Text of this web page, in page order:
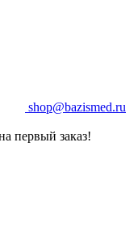
shop@bazismed.ru
первый заказ!